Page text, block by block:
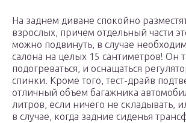
На заднем диване спокойно
взрослых, причем отдельный части
можно подвинуть, в случае
салона на целых 15 сантиметров! Он
подогреваться, и оснащаться
спинки. Кроме того, тест-драйв
отличный объем багажника
литров, если ничего не складывать,
в случае, когда задние сиденья